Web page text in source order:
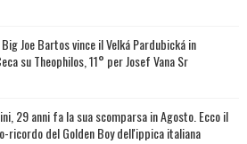
Joe Bartos vince il Velká Pardubická in
su Theophilos, 11° per Josef Vana Sr
29 anni fa la sua scomparsa in Agosto. Ecco il
ricordo del Golden Boy dell'ippica italiana